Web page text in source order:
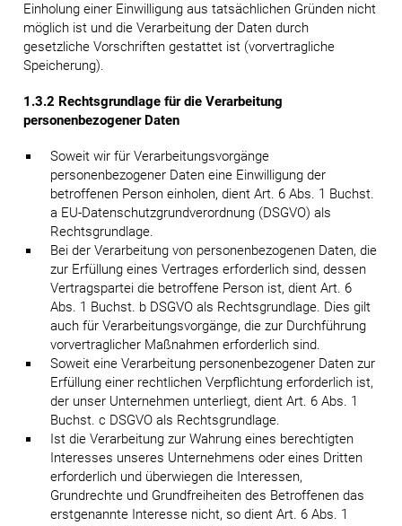
Einholung einer Einwilligung aus tatsächlichen Gründen nicht
möglich ist und die Verarbeitung der Daten durch
gesetzliche Vorschriften gestattet ist (vorvertragliche
Speicherung).
1.3.2 Rechtsgrundlage für die Verarbeitung
personenbezogener Daten
Soweit wir für Verarbeitungsvorgänge
personenbezogener Daten eine Einwilligung der
betroffenen Person einholen, dient Art. 6 Abs. 1 Buchst.
a EU-Datenschutzgrundverordnung (DSGVO) als
Rechtsgrundlage.
Bei der Verarbeitung von personenbezogenen Daten, die
zur Erfüllung eines Vertrages erforderlich sind, dessen
Vertragspartei die betroffene Person ist, dient Art. 6
Abs. 1 Buchst. b DSGVO als Rechtsgrundlage. Dies gilt
auch für Verarbeitungsvorgänge, die zur Durchführung
vorvertraglicher Maßnahmen erforderlich sind.
Soweit eine Verarbeitung personenbezogener Daten zur
Erfüllung einer rechtlichen Verpflichtung erforderlich ist,
der unser Unternehmen unterliegt, dient Art. 6 Abs. 1
Buchst. c DSGVO als Rechtsgrundlage.
Ist die Verarbeitung zur Wahrung eines berechtigten
Interesses unseres Unternehmens oder eines Dritten
erforderlich und überwiegen die Interessen,
Grundrechte und Grundfreiheiten des Betroffenen das
erstgenannte Interesse nicht, so dient Art. 6 Abs. 1